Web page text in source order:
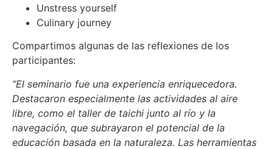
Unstress yourself
Culinary journey
Compartimos algunas de las reflexiones de los
participantes:
“El seminario fue una experiencia enriquecedora.
Destacaron especialmente las actividades al aire
libre, como el taller de taichi junto al río y la
navegación, que subrayaron el potencial de la
educación basada en la naturaleza. Las herramientas